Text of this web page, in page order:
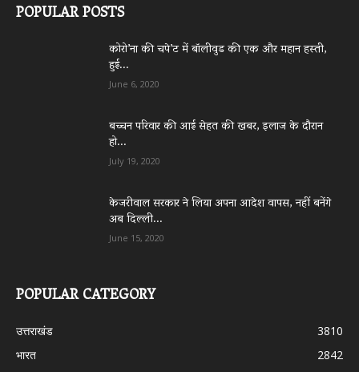
POPULAR POSTS
कोरो’ना की चपे’ट में बॉलीवुड की एक और महान हस्ती,
हुई...
June 6, 2020
बच्चन परिवार की आई सेहत की खबर, इलाज के दौरान
हो...
July 19, 2020
केजरीवाल सरकार ने लिया अपना आदेश वापस, नहीं बनेंगे
अब दिल्ली...
June 15, 2020
POPULAR CATEGORY
उत्तराखंड
3810
भारत
2842